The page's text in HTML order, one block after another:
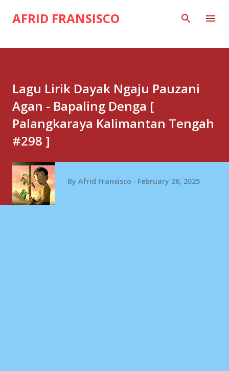
Skip to main content
AFRID FRANSISCO
Lagu Lirik Dayak Ngaju Pauzani
Agan - Bapaling Denga [
Palangkaraya Kalimantan Tengah
#298 ]
By Afrid Fransisco February 26, 2025